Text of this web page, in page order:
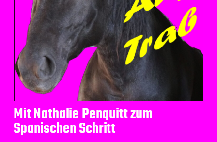
Mit Nathalie Penquitt zum
Spanischen Schritt